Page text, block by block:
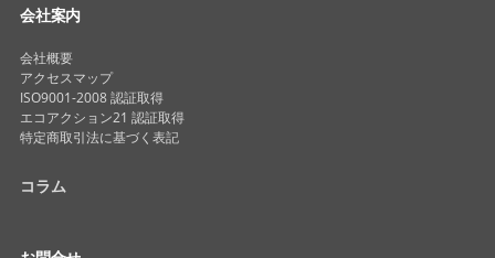
会社案内
会社概要
アクセスマップ
ISO9001-2008 認証取得
エコアクション21 認証取得
特定商取引法に基づく表記
コラム